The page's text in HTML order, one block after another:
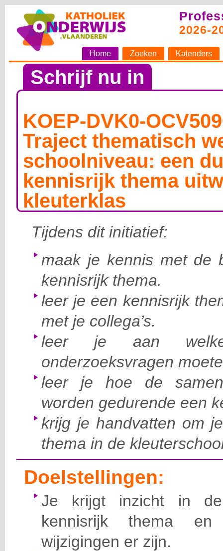
2026-
Home Zoeken Kalenders
Schrijf nu in
KOEP-DVK0-
Traject thematisch
schoolniveau: een
kennisrijk thema
kleuterklas
Tijdens dit initiatief:
maak je kennis met de
kennisrijk thema.
leer je een kennisrijk
met je collega’s.
leer je aan
onderzoeksvragen
leer je hoe de
worden gedurende een
krijg je handvatten om
thema in de
Doelstellingen:
Je krijgt inzicht in
kennisrijk thema en
wijzigingen er zijn.